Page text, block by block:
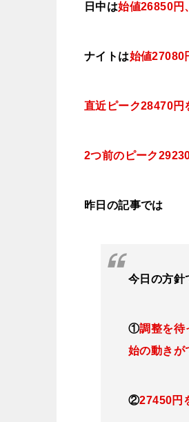
日中は始値26850円
ナイトは始値27080
直近ピーク28470円
2つ前のピーク
昨日の記事では
今日 の方針
①調整を待
始の動きが
②27450円